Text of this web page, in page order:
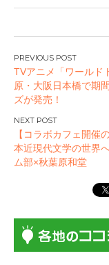
投
稿
ナ
ビ
ゲ
ー
シ
TVアニメ「ワールド
原・大阪日本橋で期
ズが発売！
【コラボカフェ開催
本近現代文学の世界
ム部×秋葉原和堂